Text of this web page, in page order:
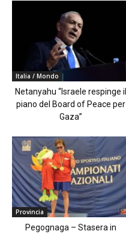
Italia / Mondo
Netanyahu “Israele respinge il
piano del Board of Peace per
Gaza”
Provincia
Pegognaga – Stasera in